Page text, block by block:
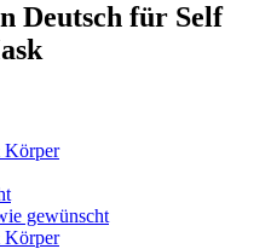
Deutsch für Self
Körper
gewünscht
Körper